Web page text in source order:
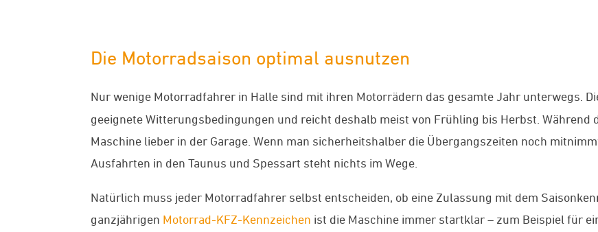
Die Motorradsaison optimal ausnutzen
Nur wenige Motorradfahrer in Halle sind mit ihren Motorrädern das gesamte Jahr unterwegs.
geeignete Witterungsbedingungen und reicht deshalb meist von Frühling bis Herbst. Während
Maschine lieber in der Garage. Wenn man sicherheitshalber die Übergangszeiten noch
Ausfahrten in den Taunus und Spessart steht nichts im Wege.
Natürlich muss jeder Motorradfahrer selbst entscheiden, ob eine Zulassung mit dem
ganzjährigen Motorrad-KFZ-Kennzeichen ist die Maschine immer startklar – zum Beispiel für